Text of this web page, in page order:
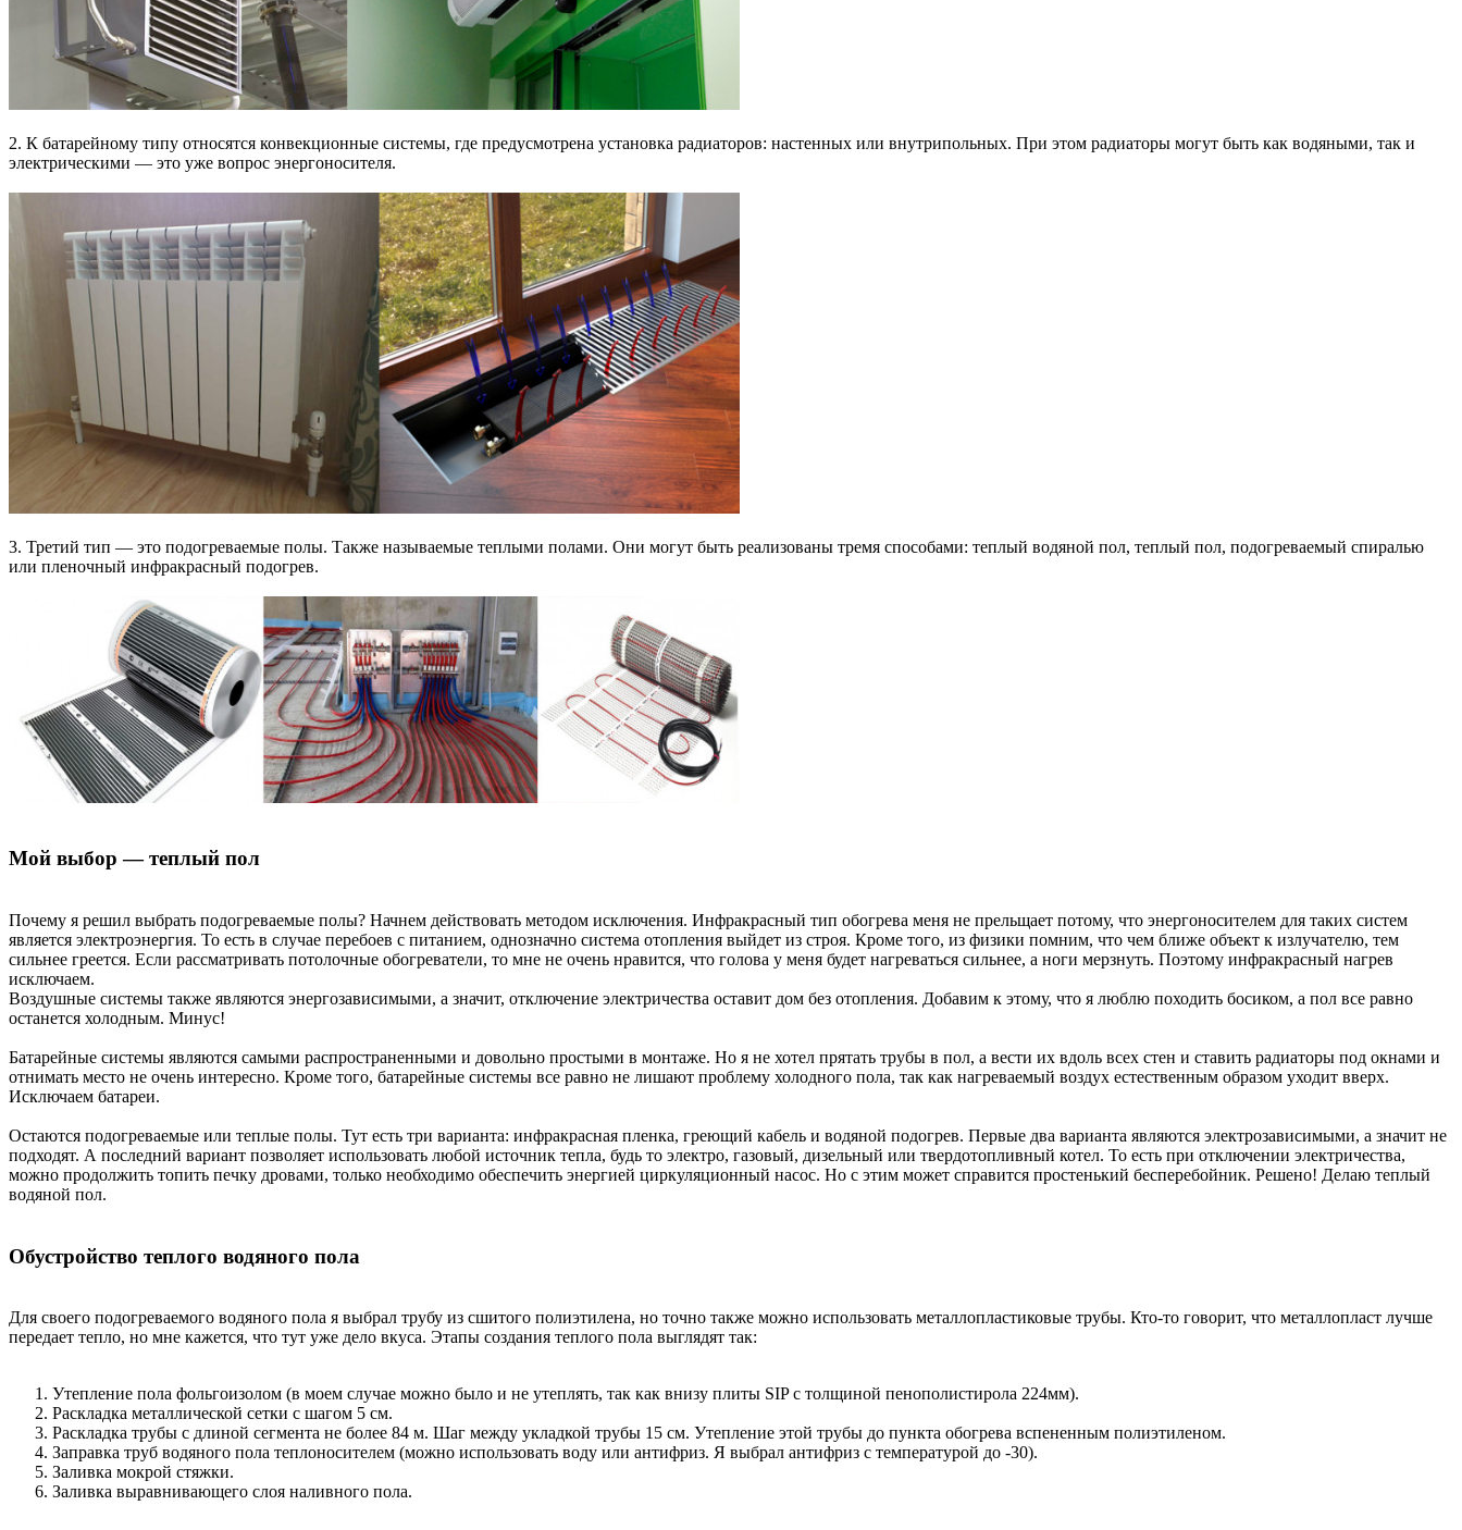
2. К батарейному типу относятся конвекционные системы, где предусмотрена установка радиаторов: настенных или внутрипольных. При этом радиаторы могут быть как водяными, так и
электрическими — это уже вопрос энергоносителя.
3. Третий тип — это подогреваемые полы. Также называемые теплыми полами. Они могут быть реализованы тремя способами: теплый водяной пол, теплый пол, подогреваемый спиралью
или пленочный инфракрасный подогрев.
Мой выбор — теплый пол
Почему я решил выбрать подогреваемые полы? Начнем действовать методом исключения. Инфракрасный тип обогрева меня не прельщает потому, что энергоносителем для таких систем
является электроэнергия. То есть в случае перебоев с питанием, однозначно система отопления выйдет из строя. Кроме того, из физики помним, что чем ближе объект к излучателю, тем
сильнее греется. Если рассматривать потолочные обогреватели, то мне не очень нравится, что голова у меня будет нагреваться сильнее, а ноги мерзнуть. Поэтому инфракрасный нагрев
исключаем.
Воздушные системы также являются энергозависимыми, а значит, отключение электричества оставит дом без отопления. Добавим к этому, что я люблю походить босиком, а пол все равно
останется холодным. Минус!
Батарейные системы являются самыми распространенными и довольно простыми в монтаже. Но я не хотел прятать трубы в пол, а вести их вдоль всех стен и ставить радиаторы под окнами и
отнимать место не очень интересно. Кроме того, батарейные системы все равно не лишают проблему холодного пола, так как нагреваемый воздух естественным образом уходит вверх.
Исключаем батареи.
Остаются подогреваемые или теплые полы. Тут есть три варианта: инфракрасная пленка, греющий кабель и водяной подогрев. Первые два варианта являются электрозависимыми, а значит не
подходят. А последний вариант позволяет использовать любой источник тепла, будь то электро, газовый, дизельный или твердотопливный котел. То есть при отключении электричества,
можно продолжить топить печку дровами, только необходимо обеспечить энергией циркуляционный насос. Но с этим может справится простенький бесперебойник. Решено! Делаю теплый
водяной пол.
Обустройство теплого водяного пола
Для своего подогреваемого водяного пола я выбрал трубу из сшитого полиэтилена, но точно также можно использовать металлопластиковые трубы. Кто-то говорит, что металлопласт лучше
передает тепло, но мне кажется, что тут уже дело вкуса. Этапы создания теплого пола выглядят так:
Утепление пола фольгоизолом (в моем случае можно было и не утеплять, так как внизу плиты SIP с толщиной пенополистирола 224мм).
Раскладка металлической сетки с шагом 5 см.
Раскладка трубы с длиной сегмента не более 84 м. Шаг между укладкой трубы 15 см. Утепление этой трубы до пункта обогрева вспененным полиэтиленом.
Заправка труб водяного пола теплоносителем (можно использовать воду или антифриз. Я выбрал антифриз с температурой до -30).
Заливка мокрой стяжки.
Заливка выравнивающего слоя наливного пола.